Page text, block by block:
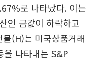
로 나타났다. 이는
인 금값이 하락하고
(H)는 미국상품거래
을 나타내는 S&P